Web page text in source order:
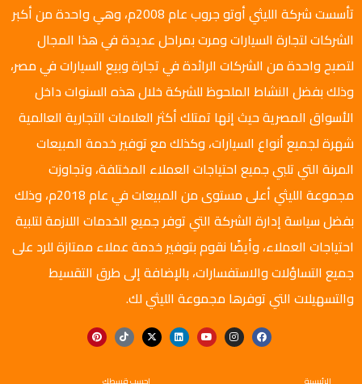
تأسست شركة الليثي أوتو جروب عام 2008م، وهي واحدة من أكبر
الشركات لتجارة السيارات ومرت بمراحل عديدة في هذا المجال
لتصبح واحدة من الشركات الرائدة في تجارة وبيع السيارات في مصر،
وذلك بفضل النشاط الملحوظ للشركة خلال هذه السنوات داخل
الأسواق المصرية حيث إنها تمتلك أكثر العلامات التجارية العالمية
شهرة لجميع أنواع السيارات، وكذلك مع توفير خدمة المبيعات
المرنة التي تلبي جميع احتياجات العملاء المختلفة، وتجاوزت
مجموعة الليثي أعلى مستوى من المبيعات في عام 2018م، وذلك
بفضل سياسة إدارة الشركة التي توفر جميع الخدمات اللازمة لتلبية
احتياجات العملاء، وأيضًا نقوم بتوفير خدمة عملاء ممتازة للرد على
جميع التساؤلات والاستفسارات، بالإضافة إلى طرق التقسيط
والتسهيلات التي توفرها مجموعة الليثي لك.
الرئيسية احسب قسطك